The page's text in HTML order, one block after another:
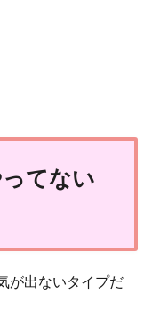
てない
が出ないタイプだ